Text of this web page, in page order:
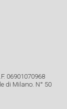
06901070968
di Milano. N° 50